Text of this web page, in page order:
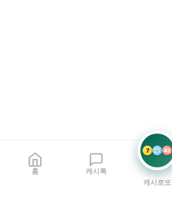
홈 캐시톡
7 21 42
캐시로또